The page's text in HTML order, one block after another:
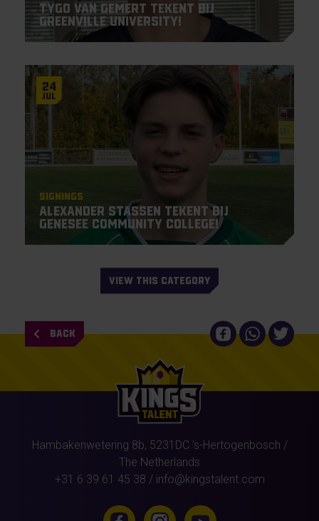
Tygo van Gemert tekent bij
Greenville University!
24
Jul
Signings
Alexander Stassen tekent bij
Genesee Community College!
VIEW THIS CATEGORY
BACK
Hambakenwetering 8b, 5231DC 's-Hertogenbosch /
The Netherlands
+31 6 39 61 45 38 / info@kingstalent.com